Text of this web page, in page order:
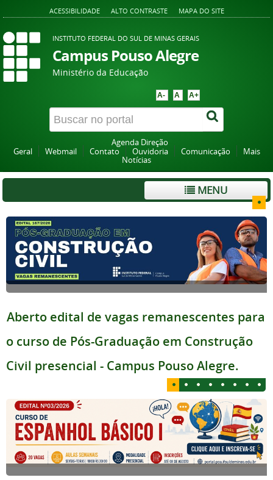
ACESSIBILIDADE ALTO CONTRASTE MAPA DO SITE
INSTITUTO FEDERAL DO SUL DE MINAS GERAIS
Campus Pouso Alegre
Ministério da Educação
A- A A+
Agenda Direção
Geral
Webmail Contato Ouvidoria Comunicação
Mais
Notícias
MENU
Aberto edital de vagas remanescentes para
o curso de Pós-Graduação em Construção
Civil presencial - Campus Pouso Alegre.